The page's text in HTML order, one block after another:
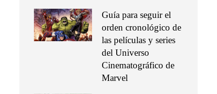
Guía para seguir el
orden cronológico de
las películas y series
del Universo
Cinematográfico de
Marvel